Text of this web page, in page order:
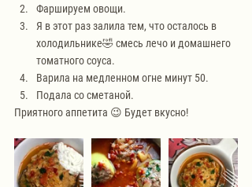
Фаршируем овощи.
Я в этот раз залила тем, что осталось в
холодильнике🤣 смесь лечо и домашнего
томатного соуса.
Варила на медленном огне минут 50.
Подала со сметаной.
Приятного аппетита 😉 Будет вкусно!